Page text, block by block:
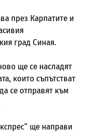
през Карпатите и
град Синая.
ще се насладят
които съпътстват
се отправят към
ще направи